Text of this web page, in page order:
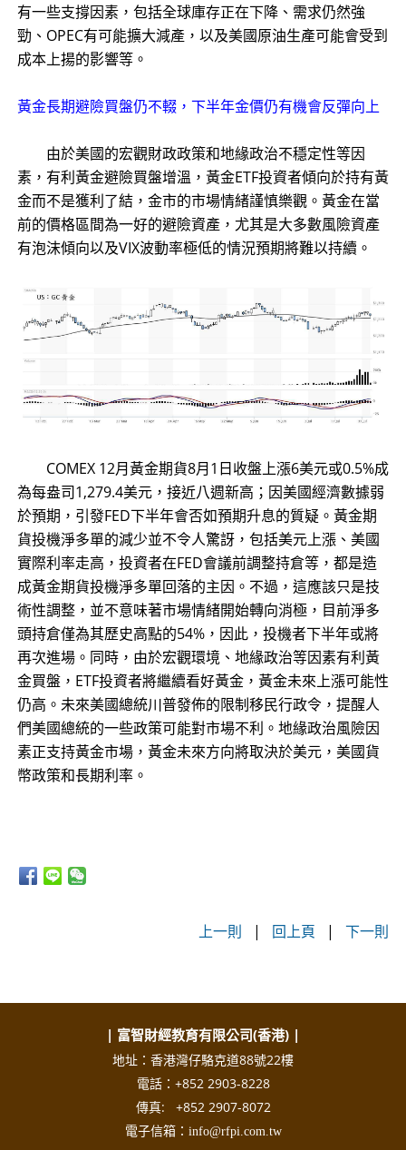
有一些支撐因素，包括全球庫存正在下降、需求仍然強
勁、OPEC有可能擴大減產，以及美國原油生產可能會受到
成本上揚的影響等。
黃金長期避險買盤仍不輟，下半年金價仍有機會反彈向上
由於美國的宏觀財政政策和地緣政治不穩定性等因
素，有利黃金避險買盤增溫，黃金ETF投資者傾向於持有黃
金而不是獲利了結，金市的市場情緒謹慎樂觀。黃金在當
前的價格區間為一好的避險資產，尤其是大多數風險資產
有泡沫傾向以及VIX波動率極低的情況預期將難以持續。
COMEX 12月黃金期貨8月1日收盤上漲6美元或0.5%成
為每盎司1,279.4美元，接近八週新高；因美國經濟數據弱
於預期，引發FED下半年會否如預期升息的質疑。黃金期
貨投機淨多單的減少並不令人驚訝，包括美元上漲、美國
實際利率走高，投資者在FED會議前調整持倉等，都是造
成黃金期貨投機淨多單回落的主因。不過，這應該只是技
術性調整，並不意味著市場情緒開始轉向消極，目前淨多
頭持倉僅為其歷史高點的54%，因此，投機者下半年或將
再次進場。同時，由於宏觀環境、地緣政治等因素有利黃
金買盤，ETF投資者將繼續看好黃金，黃金未來上漲可能性
仍高。未來美國總統川普發佈的限制移民行政令，提醒人
們美國總統的一些政策可能對市場不利。地緣政治風險因
素正支持黃金市場，黃金未來方向將取決於美元，美國貨
幣政策和長期利率。
上一則 | 回上頁 |下一則
| 富智財經教育有限公司(香港) |
地址：香港灣仔駱克道88號22樓
電話：+852 2903-8228
傳真: +852 2907-8072
電子信箱：info@rfpi.com.tw